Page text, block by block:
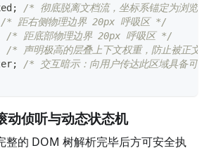
;
/* 彻底脱离文档流，坐标系锚定为浏览
/* 距右侧物理边界 20px 呼吸区 */
/* 距底部物理边界 20px 呼吸区 */
/* 声明极高的层叠上下文权重，防止被正文
;
/* 交互暗示：向用户传达此区域具备可
动侦听与动态状态机
整的 DOM 树解析完毕后方可安全执